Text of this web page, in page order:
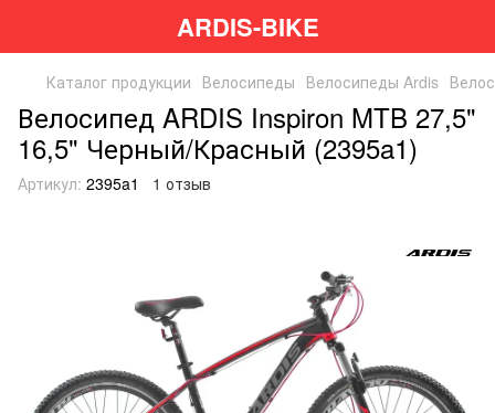
ARDIS-BIKE
Каталог продукции Велосипеды Велосипеды Ardis
Велосипед ARDIS Inspiron MTB 27,5"
16,5" Черный/Красный (2395a1)
Артикул: 2395a1 1 отзыв